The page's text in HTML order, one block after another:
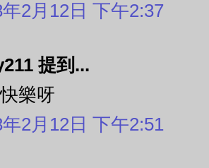
2月12日 下午2:37
提到...
樂呀
2月12日 下午2:51